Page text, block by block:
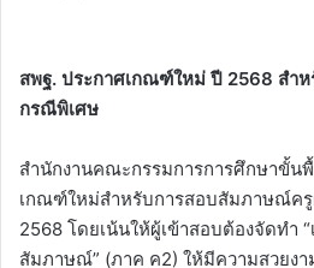
สพฐ. ประกาศเกณฑ์ใหม่ ปี 2568 สำ
กรณีพิเศษ
สำนักงานคณะกรรมการการศึกษาขั้น
เกณฑ์ใหม่สำหรับการสอบสัมภาษณ์ค
2568 โดยเน้นให้ผู้เข้าสอบต้องจัดทำ
สัมภาษณ์” (ภาค ค2) ให้มีความสวยงา